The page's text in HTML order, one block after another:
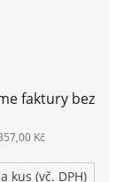
faktury bez
Kč
kus (vč. DPH)